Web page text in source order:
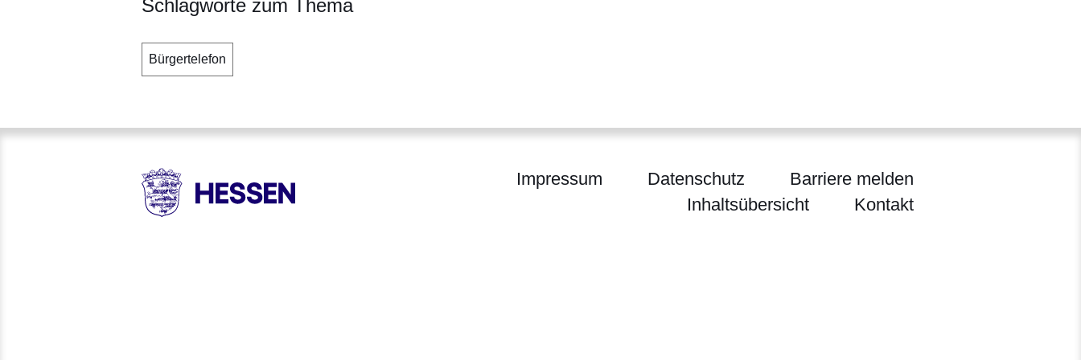
Schlagworte zum Thema
Bürgertelefon
Impressum Datenschutz
Barriere melden
Inhaltsübersicht
Kontakt